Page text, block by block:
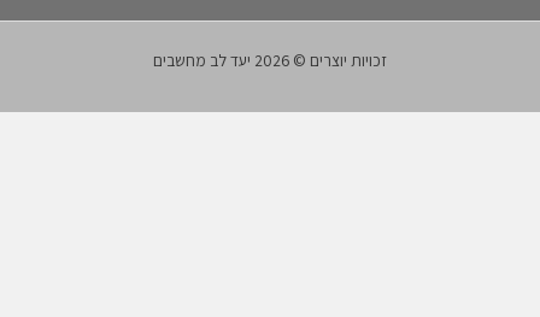
זכויות יוצרים © 2026 יעד לב מחשבים